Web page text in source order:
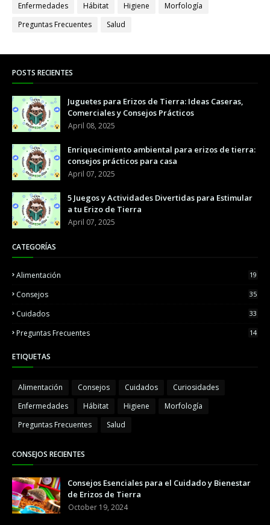
Enfermedades
Hábitat Higiene
Morfología
Preguntas Frecuentes
Salud
POSTS RECIENTES
Juguetes para Erizos de Tierra: Ideas Caseras,
Comerciales y Consejos Prácticos
April 08, 2025
Enriquecimiento ambiental para erizos de tierra:
consejos prácticos para casa
April 07, 2025
5 Juegos y Actividades Divertidas para Estimular
a tu Erizo de Tierra
April 07, 2025
CATEGORÍAS
Alimentación 19
Consejos 35
Cuidados 33
Preguntas Frecuentes 14
ETIQUETAS
Alimentación Consejos Cuidados
Curiosidades
Enfermedades
Hábitat Higiene
Morfología
Preguntas Frecuentes
Salud
CONSEJOS RECIENTES
Consejos Esenciales para el Cuidado y Bienestar
de Erizos de Tierra
October 19, 2024